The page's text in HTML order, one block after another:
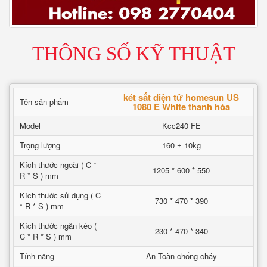
THÔNG SỐ KỸ THUẬT
Tên sản phẩm két sắt điện tử homesun US
1080 E White thanh hóa
Model
Kcc240 FE
Trọng lượng
160 ± 10kg
Kích thước ngoài ( C *
R * S ) mm
1205 * 600 * 550
Kích thước sử dụng ( C
* R * S ) mm
730 * 470 * 390
Kích thước ngăn kéo (
C * R * S ) mm
230 * 470 * 340
Tính năng
An Toàn chống cháy